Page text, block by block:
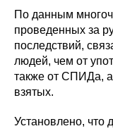
По данным
проведенных за
последствий,
людей, чем от
также от СПИДа,
взятых.
Установлено, что